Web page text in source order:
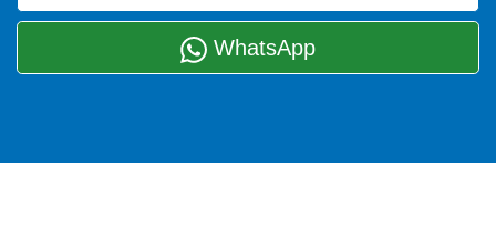
WhatsApp